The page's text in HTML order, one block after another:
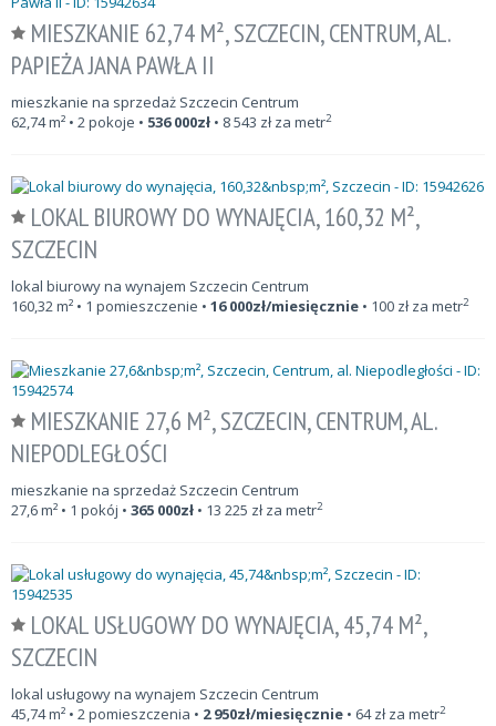
MIESZKANIE 62,74 M², SZCZECIN, CENTRUM, AL.
PAPIEŻA JANA PAWŁA II
mieszkanie na sprzedaż Szczecin Centrum
62,74m² • 2 pokoje • 536 000zł • 8 543 zł za metr2
LOKAL BIUROWY DO WYNAJĘCIA, 160,32 M²,
SZCZECIN
lokal biurowy na wynajem Szczecin Centrum
160,32m² • 1 pomieszczenie • 16 000zł/miesięcznie • 100 zł za metr2
MIESZKANIE 27,6 M², SZCZECIN, CENTRUM, AL.
NIEPODLEGŁOŚCI
mieszkanie na sprzedaż Szczecin Centrum
27,6m² • 1 pokój • 365 000zł • 13 225 zł za metr2
LOKAL USŁUGOWY DO WYNAJĘCIA, 45,74 M²,
SZCZECIN
lokal usługowy na wynajem Szczecin Centrum
45,74m² • 2 pomieszczenia • 2 950zł/miesięcznie • 64zł za metr2